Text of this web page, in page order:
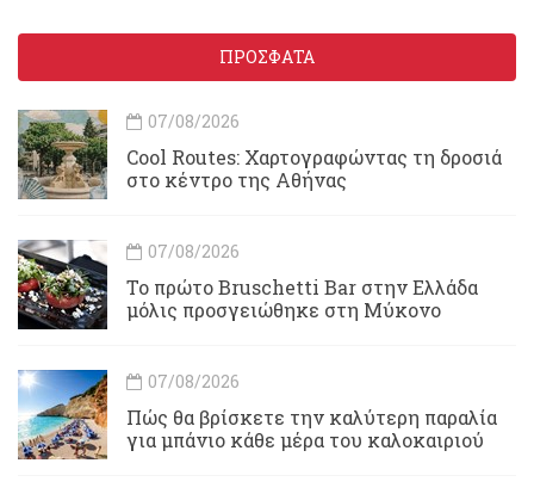
ΠΡΟΣΦΑΤΑ
07/08/2026
Cool Routes: Χαρτογραφώντας τη δροσιά
στο κέντρο της Αθήνας
07/08/2026
Το πρώτο Bruschetti Bar στην Ελλάδα
μόλις προσγειώθηκε στη Μύκονο
07/08/2026
Πώς θα βρίσκετε την καλύτερη παραλία
για μπάνιο κάθε μέρα του καλοκαιριού